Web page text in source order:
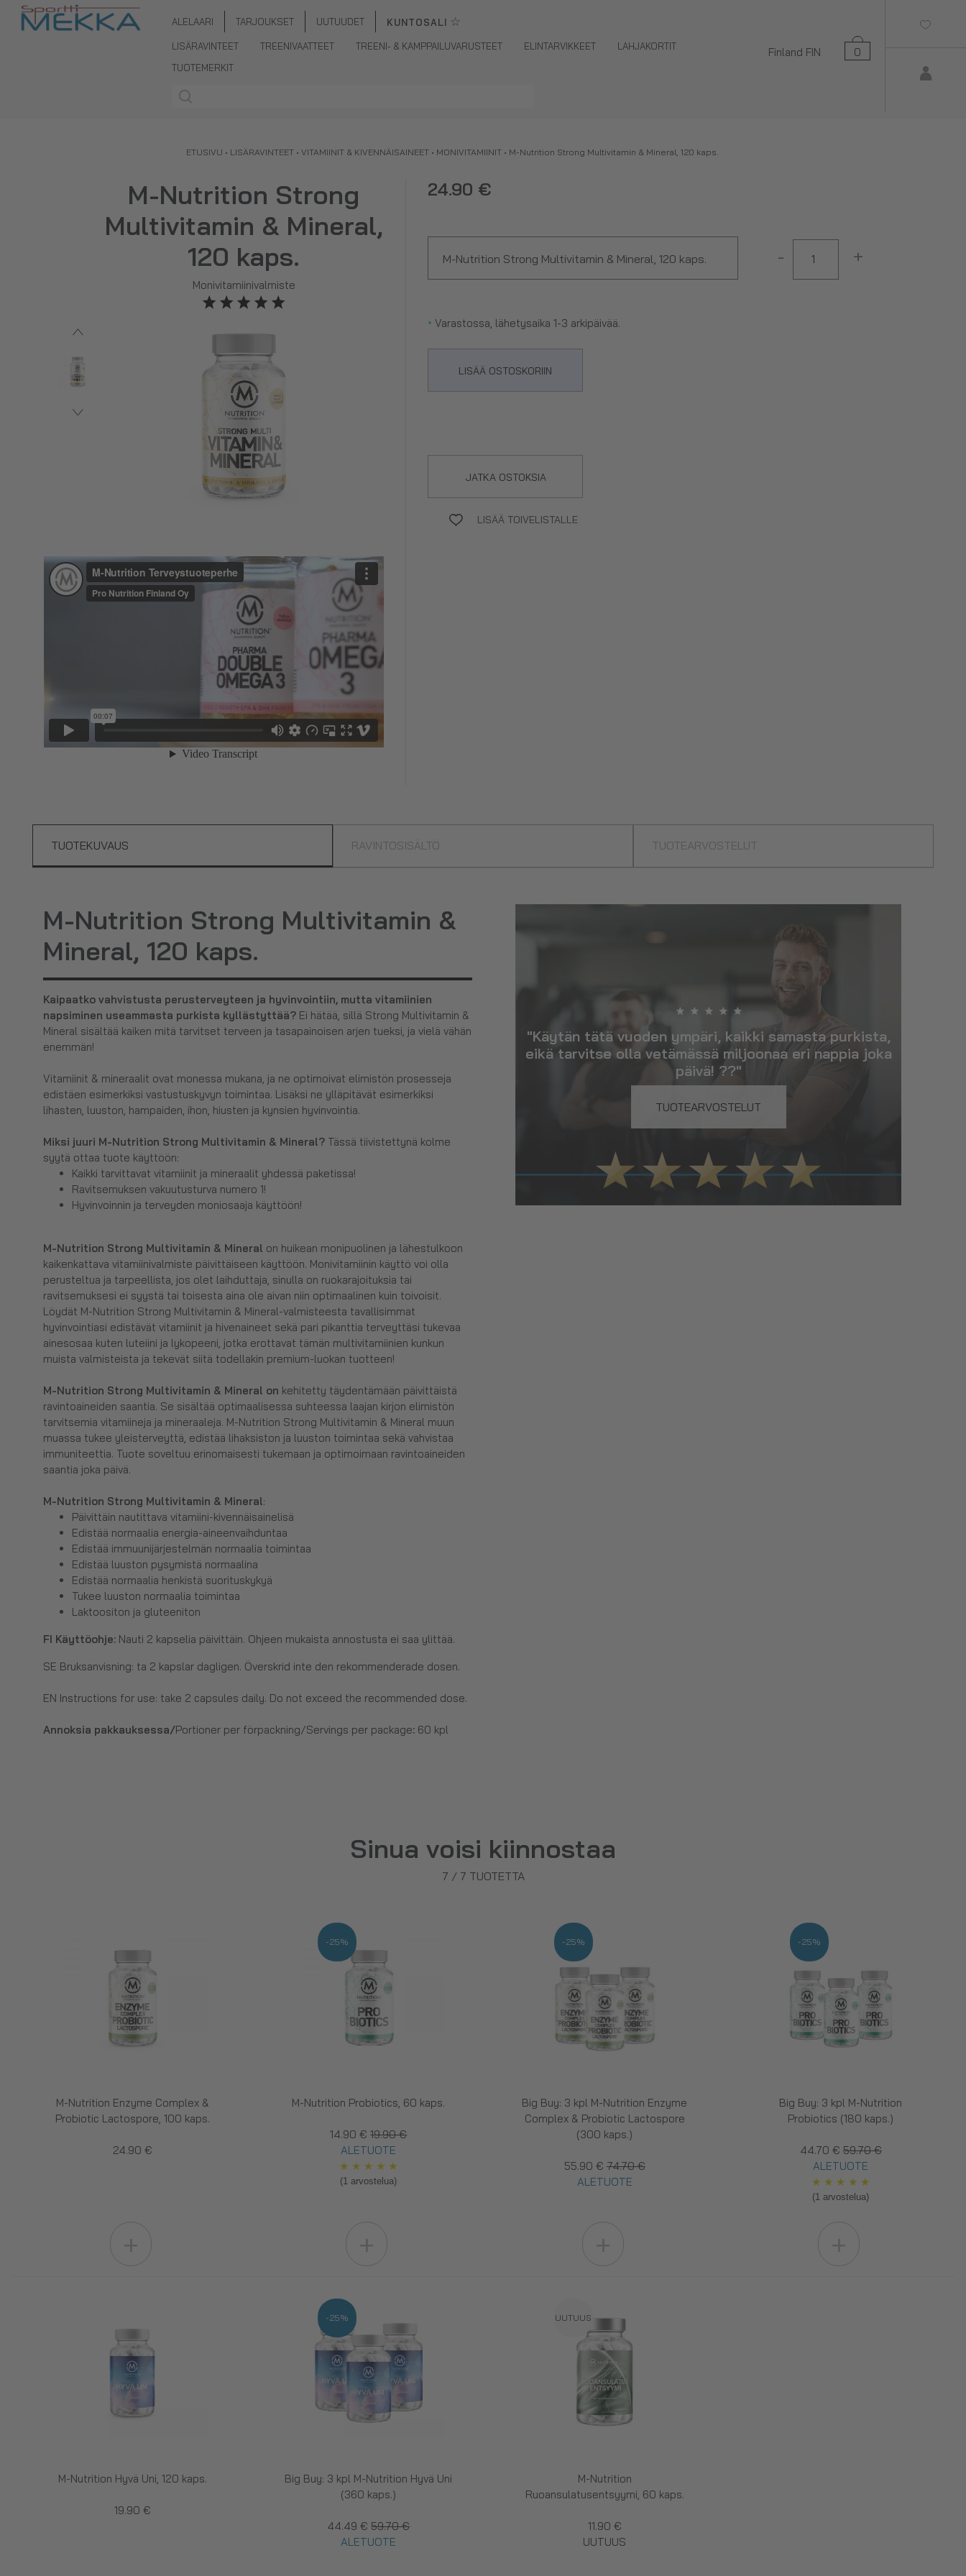
ALELAARI TARJOUKSET UUTUUDET KUNTOSALI ☆
LISÄRAVINTEET TREENIVAATTEET TREENI- & KAMPPAILUVARUSTEET ELINTARVIKKEET
LAHJAKORTIT
TUOTEMERKIT
0
Finland FIN
ETUSIVU • LISÄRAVINTEET • VITAMIINIT & KIVENNÄISAINEET • MONIVITAMIINIT • M-Nutrition Strong Multivitamin & Mineral, 120 kaps.
M-Nutrition Strong
Multivitamin & Mineral,
120 kaps.
Monivitamiinivalmiste
- +
M-Nutrition Strong Multivitamin & Mineral, 120 kaps.
24.90 €
LISÄÄ OSTOSKORIIN
• Varastossa, lähetysaika 1-3 arkipäivää.
JATKA OSTOKSIA
LISÄÄ TOIVELISTALLE
TUOTEKUVAUS RAVINTOSISÄLTÖ TUOTEARVOSTELUT
M-Nutrition Strong Multivitamin &
Mineral, 120 kaps.
Kaipaatko vahvistusta perusterveyteen ja hyvinvointiin, mutta vitamiinien
napsiminen useammasta purkista kyllästyttää? Ei hätää, sillä Strong Multivitamin &
Mineral sisältää kaiken mitä tarvitset terveen ja tasapainoisen arjen tueksi, ja vielä vähän
enemmän!
Vitamiinit & mineraalit ovat monessa mukana, ja ne optimoivat elimistön prosesseja
edistäen esimerkiksi vastustuskyvyn toimintaa. Lisäksi ne ylläpitävät esimerkiksi
lihasten, luuston, hampaiden, ihon, hiusten ja kynsien hyvinvointia.
Miksi juuri M-Nutrition Strong Multivitamin & Mineral? Tässä tiivistettynä kolme
syytä ottaa tuote käyttöön:
Kaikki tarvittavat vitamiinit ja mineraalit yhdessä paketissa!
Ravitsemuksen vakuutusturva numero 1!
Hyvinvoinnin ja terveyden moniosaaja käyttöön!
M-Nutrition Strong Multivitamin & Mineral on huikean monipuolinen ja lähestulkoon
kaikenkattava vitamiinivalmiste päivittäiseen käyttöön. Monivitamiinin käyttö voi olla
perusteltua ja tarpeellista, jos olet laihduttaja, sinulla on ruokarajoituksia tai
ravitsemuksesi ei syystä tai toisesta aina ole aivan niin optimaalinen kuin toivoisit.
Löydät M-Nutrition Strong Multivitamin & Mineral-valmisteesta tavallisimmat
hyvinvointiasi edistävät vitamiinit ja hivenaineet sekä pari pikanttia terveyttäsi tukevaa
ainesosaa kuten luteiini ja lykopeeni, jotka erottavat tämän multivitamiinien kunkun
muista valmisteista ja tekevät siitä todellakin premium-luokan tuotteen!
M-Nutrition Strong Multivitamin & Mineral on kehitetty täydentämään päivittäistä
ravintoaineiden saantia. Se sisältää optimaalisessa suhteessa laajan kirjon elimistön
tarvitsemia vitamiineja ja mineraaleja. M-Nutrition Strong Multivitamin & Mineral muun
muassa tukee yleisterveyttä, edistää lihaksiston ja luuston toimintaa sekä vahvistaa
immuniteettia. Tuote soveltuu erinomaisesti tukemaan ja optimoimaan ravintoaineiden
saantia joka päivä.
M-Nutrition Strong Multivitamin & Mineral:
Päivittäin nautittava vitamiini-kivennäisainelisä
Edistää normaalia energia-aineenvaihduntaa
Edistää immuunijärjestelmän normaalia toimintaa
Edistää luuston pysymistä normaalina
Edistää normaalia henkistä suorituskykyä
Tukee luuston normaalia toimintaa
Laktoositon ja gluteeniton
FI Käyttöohje: Nauti 2 kapselia päivittäin. Ohjeen mukaista annostusta ei saa ylittää.
SE Bruksanvisning: ta 2 kapslar dagligen. Överskrid inte den rekommenderade dosen.
EN Instructions for use: take 2 capsules daily. Do not exceed the recommended dose.
Annoksia pakkauksessa/Portioner per förpackning/Servings per package: 60 kpl
"Käytän tätä vuoden ympäri, kaikki samasta purkista,
eikä tarvitse olla vetämässä miljoonaa eri nappia joka
päivä! ??"
TUOTEARVOSTELUT
Sinua voisi kiinnostaa
7 / 7 TUOTETTA
M-Nutrition Enzyme Complex &
Probiotic Lactospore, 100 kaps.
24.90 €
M-Nutrition Probiotics, 60 kaps.
14.90 € 19.90 €
ALETUOTE
★ ★ ★ ★ ★
(1 arvostelua)
-25%
Big Buy: 3 kpl M-Nutrition Enzyme
Complex & Probiotic Lactospore
(300 kaps.)
55.90 € 74.70 €
ALETUOTE
-25%
Big Buy: 3 kpl M-Nutrition
Probiotics (180 kaps.)
44.70 € 59.70 €
ALETUOTE
★ ★ ★ ★ ★
(1 arvostelua)
-25%
M-Nutrition Hyvä Uni, 120 kaps.
19.90 €
Big Buy: 3 kpl M-Nutrition Hyvä Uni
(360 kaps.)
44.49 € 59.70 €
ALETUOTE
-25%
M-Nutrition
Ruoansulatusentsyymi, 60 kaps.
11.90 €
UUTUUS
UUTUUS